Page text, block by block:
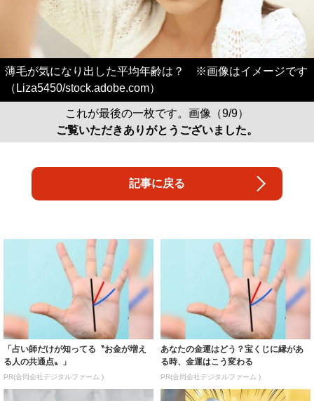
薄毛が気になり出した平均年齢は？ ※画像はイメージです
（Liza5450/stock.adobe.com）
これが最後の一枚です。画像（9/9）
ご覧いただきありがとうございました。
記事に戻る
「占い師だけが知ってる〝お金が増え
る人の共通点〟」
PR(合同会社デジタルファーム )
あなたの金運はどう？宝くじに縁があ
る時、金運はこう変わる
PR(合同会社デジタルファーム )